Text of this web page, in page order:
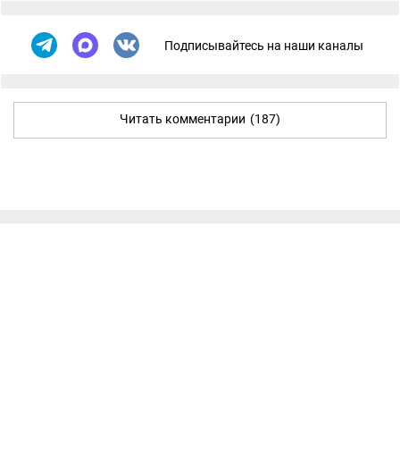
Подписывайтесь на наши каналы
Читать комментарии (187)